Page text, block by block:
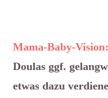
Mama-Baby-Vision:
Doulas ggf.
etwas dazu